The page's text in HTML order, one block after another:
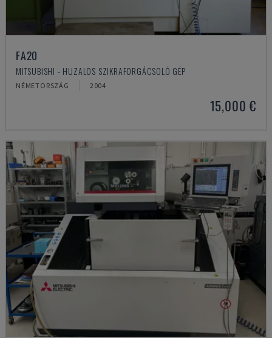
FA20
MITSUBISHI - HUZALOS SZIKRAFORGÁCSOLÓ GÉP
NÉMETORSZÁG 2004
15,000 €